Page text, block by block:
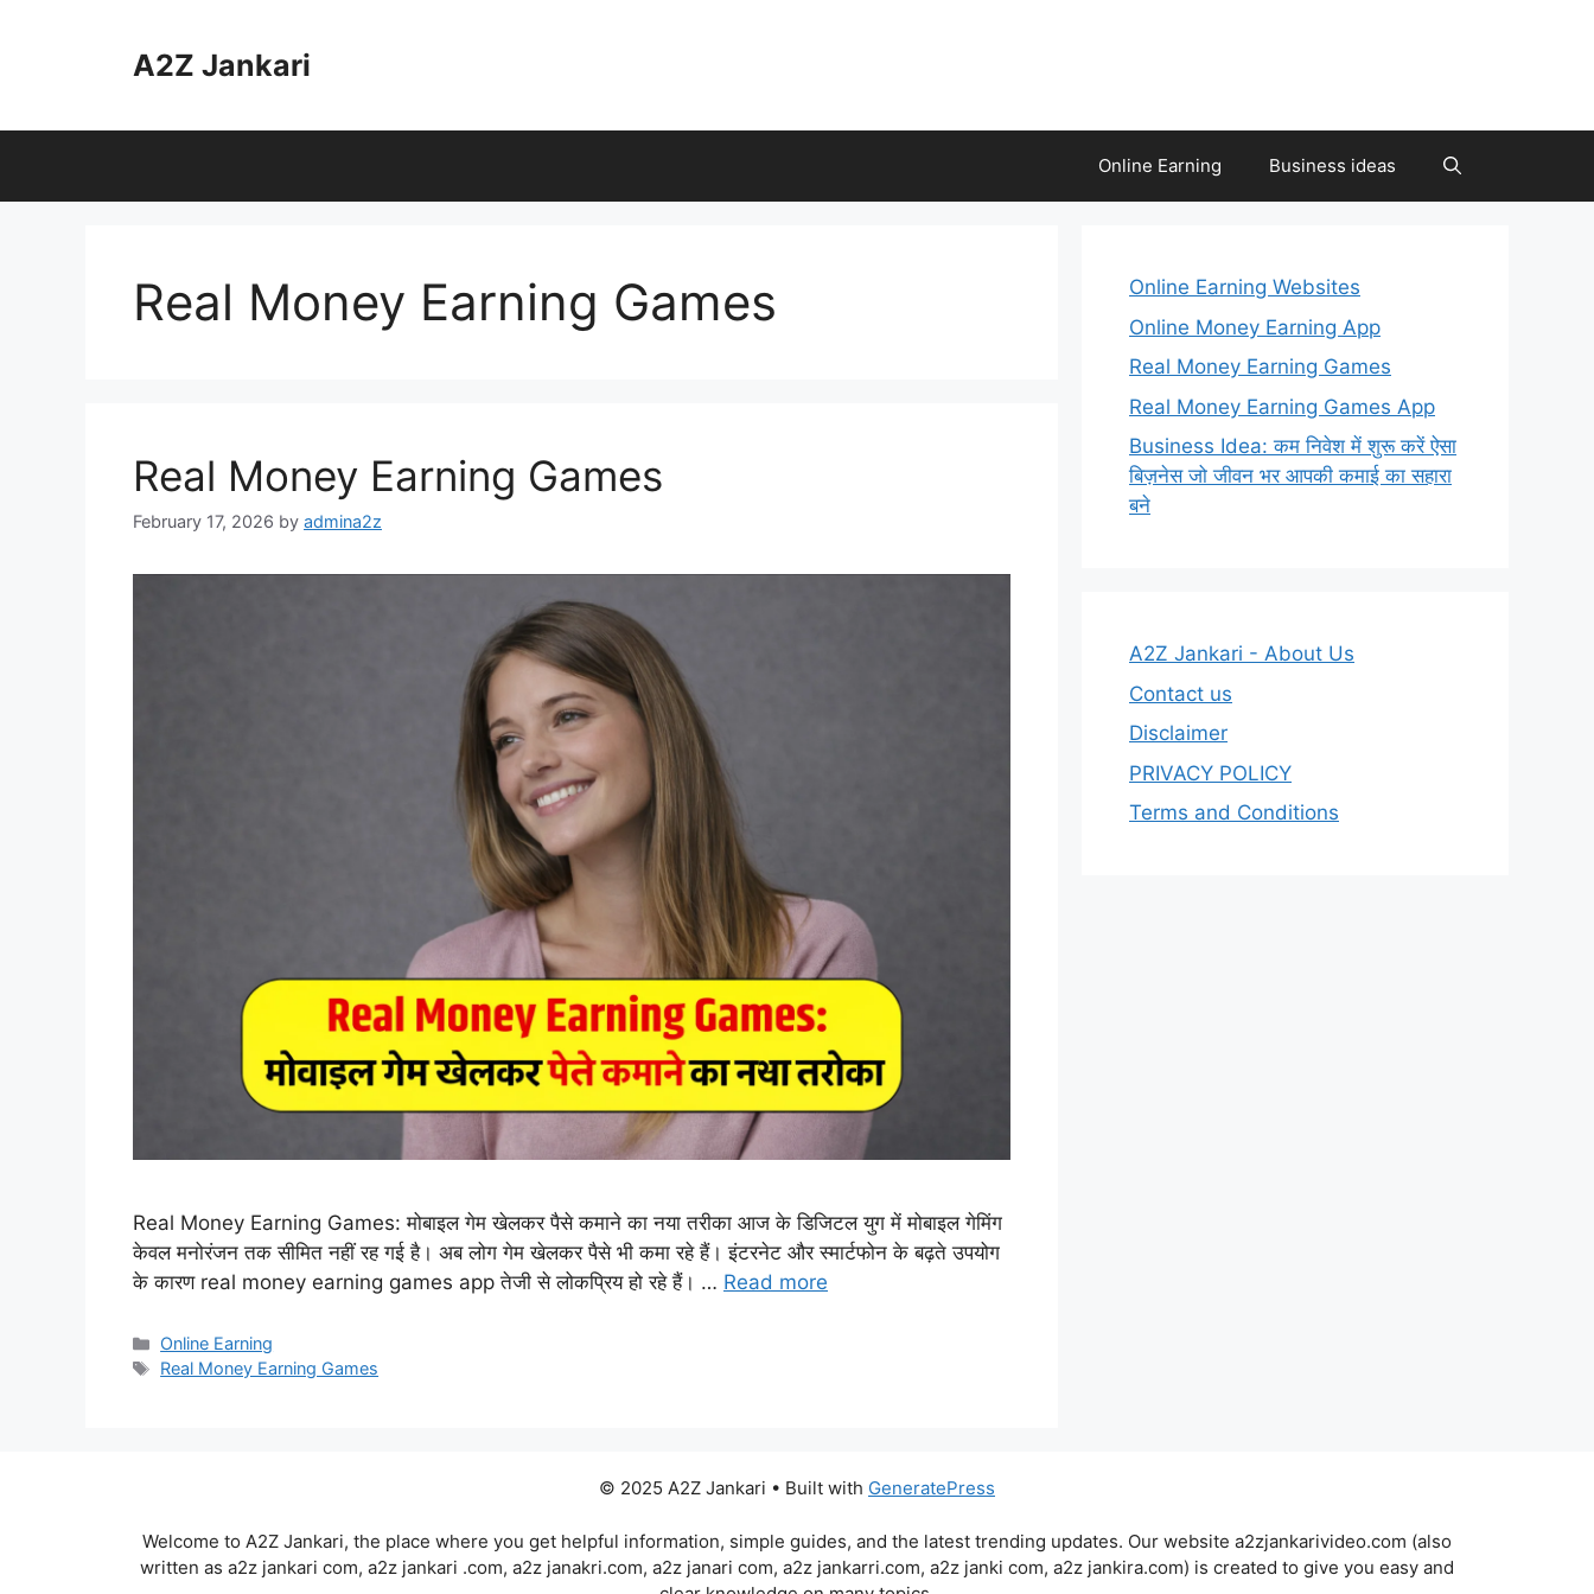
A2Z Jankari
Online Earning Business ideas
Real Money Earning Games
Real Money Earning Games
February 17, 2026 by admina2z
Real Money Earning Games: मोबाइल गेम खेलकर पैसे कमाने का नया तरीका आज के डिजिटल युग में मोबाइल गेमिंग
केवल मनोरंजन तक सीमित नहीं रह गई है। अब लोग गेम खेलकर पैसे भी कमा रहे हैं। इंटरनेट और स्मार्टफोन के बढ़ते उपयोग
के कारण real money earning games app तेजी से लोकप्रिय हो रहे हैं। … Read more
Categories
Online Earning
Tags
Real Money Earning Games
Online Earning Websites
Online Money Earning App
Real Money Earning Games
Real Money Earning Games App
Business Idea: कम निवेश में शुरू करें ऐसा
बिज़नेस जो जीवन भर आपकी कमाई का सहारा
बने
A2Z Jankari - About Us
Contact us
Disclaimer
PRIVACY POLICY
Terms and Conditions
© 2025 A2Z Jankari • Built with GeneratePress
Welcome to A2Z Jankari, the place where you get helpful information, simple guides, and the latest trending updates. Our website a2zjankarivideo.com (also
written as a2z jankari com, a2z jankari .com, a2z janakri.com, a2z janari com, a2z jankarri.com, a2z janki com, a2z jankira.com) is created to give you easy and